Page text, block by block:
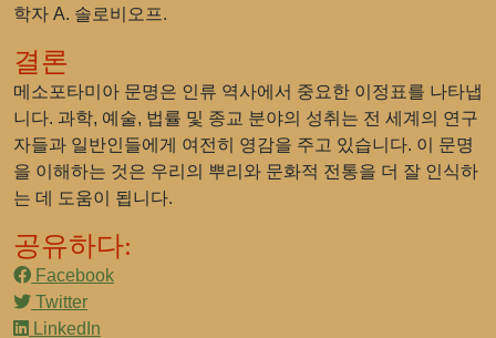
학자 A. 솔로비오프.
결론
메소포타미아 문명은 인류 역사에서 중요한 이정표를 나타냅
니다. 과학, 예술, 법률 및 종교 분야의 성취는 전 세계의 연구
자들과 일반인들에게 여전히 영감을 주고 있습니다. 이 문명
을 이해하는 것은 우리의 뿌리와 문화적 전통을 더 잘 인식하
는 데 도움이 됩니다.
공유하다:
Facebook
Twitter
LinkedIn